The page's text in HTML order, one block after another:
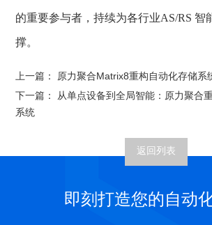
的重要参与者，持续为各行业AS/RS 智
撑。
上一篇：
原力聚合Matrix8重构自动化存储系
下一篇：
从单点设备到全局智能：原力聚合
系统
返回列表
即刻打造您的自动